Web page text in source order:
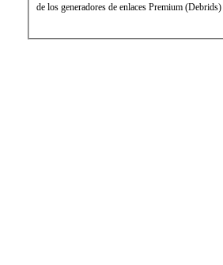
de los generadores de enlaces Premium (Debrids)